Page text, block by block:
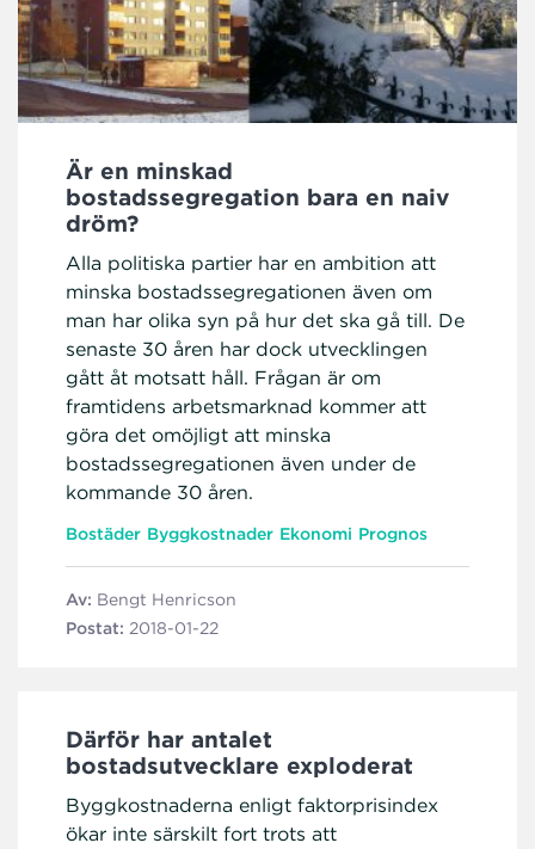
Är en minskad
bostadssegregation bara en naiv
dröm?
Alla politiska partier har en ambition att
minska bostadssegregationen även om
man har olika syn på hur det ska gå till. De
senaste 30 åren har dock utvecklingen
gått åt motsatt håll. Frågan är om
framtidens arbetsmarknad kommer att
göra det omöjligt att minska
bostadssegregationen även under de
kommande 30 åren.
Bostäder Byggkostnader Ekonomi Prognos
Av: Bengt Henricson
Postat: 2018-01-22
Därför har antalet
bostadsutvecklare exploderat
Byggkostnaderna enligt faktorprisindex
ökar inte särskilt fort trots att